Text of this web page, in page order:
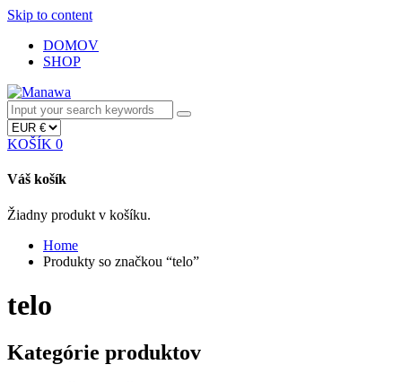
Skip to content
DOMOV
SHOP
KOŠÍK 0
Váš košík
Žiadny produkt v košíku.
Home
Produkty so značkou “telo”
telo
Kategórie produktov